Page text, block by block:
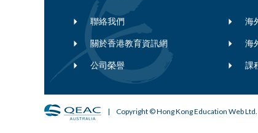
聯絡我們
關於香港教育資訊網
公司榮譽
海
海
課
| Copyright © Hong Kong Education Web Ltd.